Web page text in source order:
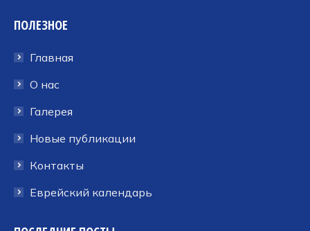
открывается
новом
окне
открывается
новом
окне
открывается
новом
ПОЛЕЗНОЕ
Главная
О нас
Галерея
Новые публикации
Контакты
Еврейский календарь